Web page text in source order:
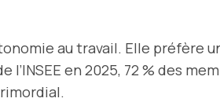
au travail. Elle préfère
l’INSEE en 2025, 72 % des